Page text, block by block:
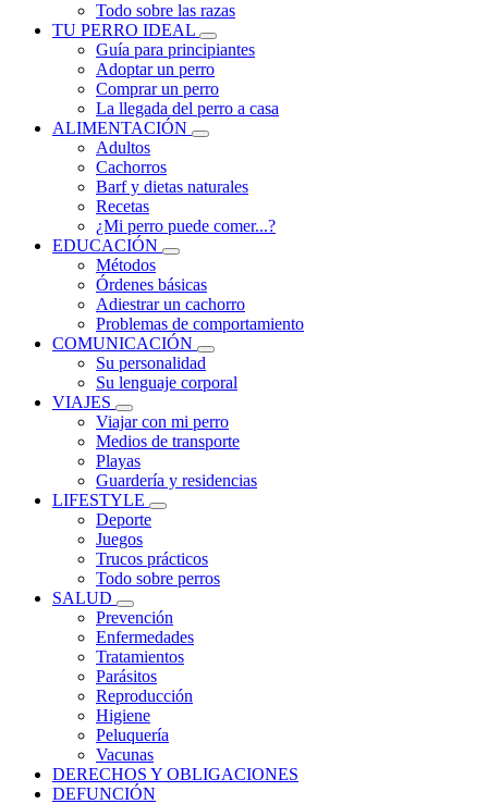
Todo sobre las razas
TU PERRO IDEAL
Guía para principiantes
Adoptar un perro
Comprar un perro
La llegada del perro a casa
ALIMENTACIÓN
Adultos
Cachorros
Barf y dietas naturales
Recetas
¿Mi perro puede comer...?
EDUCACIÓN
Métodos
Órdenes básicas
Adiestrar un cachorro
Problemas de comportamiento
COMUNICACIÓN
Su personalidad
Su lenguaje corporal
VIAJES
Viajar con mi perro
Medios de transporte
Playas
Guardería y residencias
LIFESTYLE
Deporte
Juegos
Trucos prácticos
Todo sobre perros
SALUD
Prevención
Enfermedades
Tratamientos
Parásitos
Reproducción
Higiene
Peluquería
Vacunas
DERECHOS Y OBLIGACIONES
DEFUNCIÓN